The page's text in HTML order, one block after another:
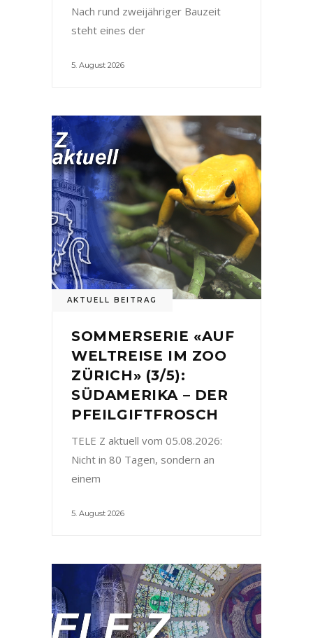
Nach rund zweijähriger Bauzeit
steht eines der
5. August 2026
AKTUELL BEITRAG
SOMMERSERIE «AUF
WELTREISE IM ZOO
ZÜRICH» (3/5):
SÜDAMERIKA – DER
PFEILGIFTFROSCH
TELE Z aktuell vom 05.08.2026:
Nicht in 80 Tagen, sondern an
einem
5. August 2026